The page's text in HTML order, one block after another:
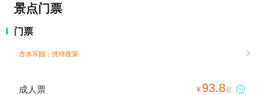
景点门票
门票
含水乐园； 优待政策 
成人票 ¥ 93.8起 